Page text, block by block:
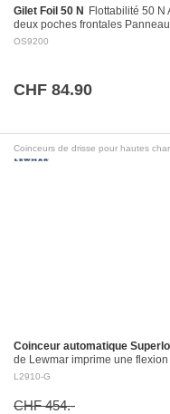
Gilet Foil 50 N Flottabilité 50 N
deux poches frontales
pour des…
OS9200
CHF 84.90
Coinceurs de drisse pour hautes
Coinceur automatique
de Lewmar imprime une
l’endommager Largage
L2910-G
CHF 454.-